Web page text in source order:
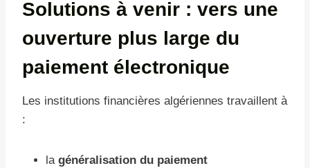
Solutions à venir : vers une
ouverture plus large du
paiement électronique
Les institutions financières algériennes travaillent à
:
la généralisation du paiement